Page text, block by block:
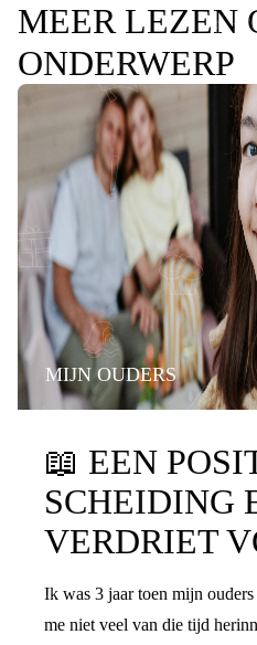
MEER LEZEN
ONDERWERP
MIJN OUDERS
📖 EEN
SCHEIDING
VERDRIET
Ik was 3 jaar toen mijn
me niet veel van die tijd